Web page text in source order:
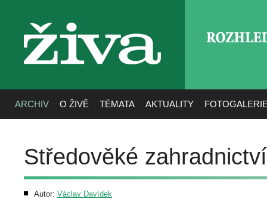
živa
ARCHIV O ŽIVĚ TÉMATA AKTUALITY
Středověké
Autor: Václav Davídek